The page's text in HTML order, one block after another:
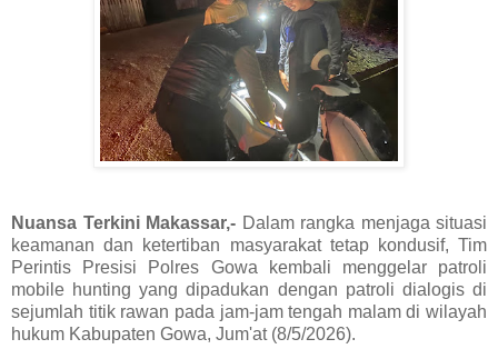
Nuansa Terkini Makassar,- Dalam rangka menjaga situasi
keamanan dan ketertiban masyarakat tetap kondusif, Tim
Perintis Presisi Polres Gowa kembali menggelar patroli
mobile hunting yang dipadukan dengan patroli dialogis di
sejumlah titik rawan pada jam-jam tengah malam di wilayah
hukum Kabupaten Gowa, Jum'at (8/5/2026).